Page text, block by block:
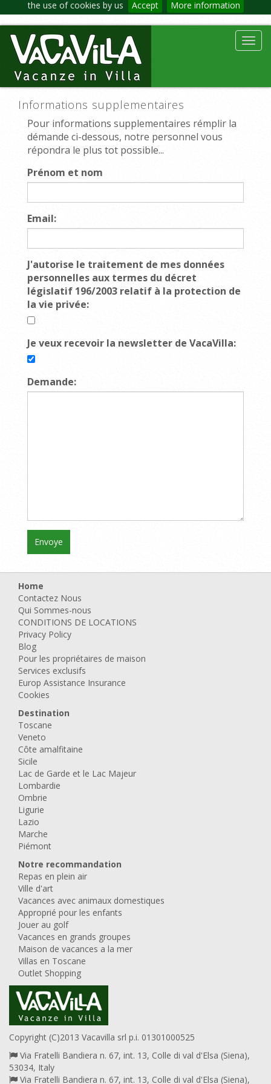
the use of cookies by us Accept More information
Informations supplementaires
Pour informations supplementaires rémplir la
démande ci-dessous, notre personnel vous
répondra le plus tot possible...
Prénom et nom
Email:
J'autorise le traitement de mes données
personnelles aux termes du décret
législatif 196/2003 relatif à la protection de
la vie privée:
Je veux recevoir la newsletter de VacaVilla:
Demande:
Home
Contactez Nous
Qui Sommes-nous
CONDITIONS DE LOCATIONS
Privacy Policy
Blog
Pour les propriétaires de maison
Services exclusifs
Europ Assistance Insurance
Cookies
Destination
Toscane
Veneto
Côte amalfitaine
Sicile
Lac de Garde et le Lac Majeur
Lombardie
Ombrie
Ligurie
Lazio
Marche
Piémont
Notre recommandation
Repas en plein air
Ville d'art
Vacances avec animaux domestiques
Approprié pour les enfants
Jouer au golf
Vacances en grands groupes
Maison de vacances a la mer
Villas en Toscane
Outlet Shopping
Copyright (C)2013 Vacavilla srl p.i. 01301000525
Via Fratelli Bandiera n. 67, int. 13, Colle di val d'Elsa (Siena),
53034, Italy
Via Fratelli Bandiera n. 67, int. 13, Colle di val d'Elsa (Siena),